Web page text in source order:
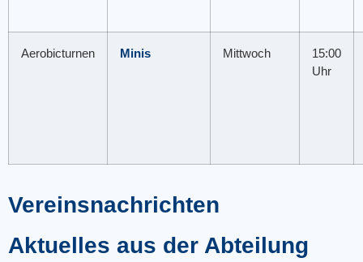
Aerobicturnen Minis Mittwoch
15:00
Uhr
Vereinsnachrichten
Aktuelles aus der Abteilung